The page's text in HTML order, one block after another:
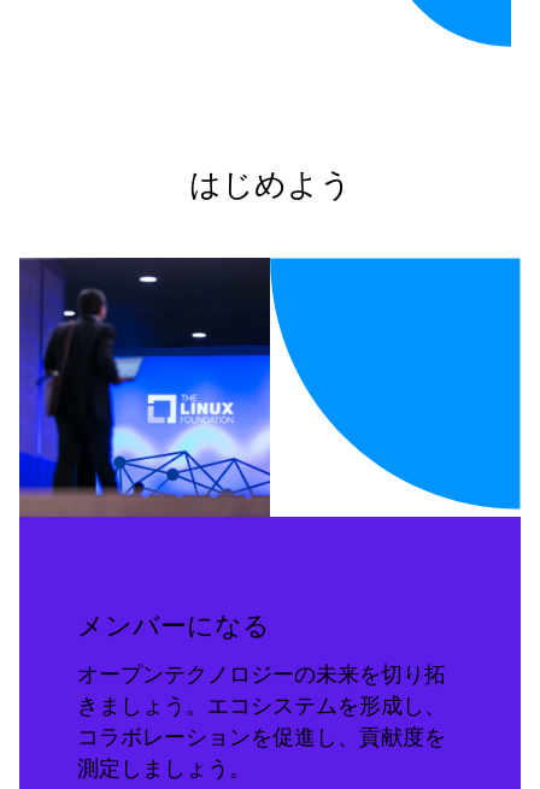
はじめよう
メンバーになる
オープンテクノロジーの未来を切り拓
きましょう。エコシステムを形成し、
コラボレーションを促進し、貢献度を
測定しましょう。